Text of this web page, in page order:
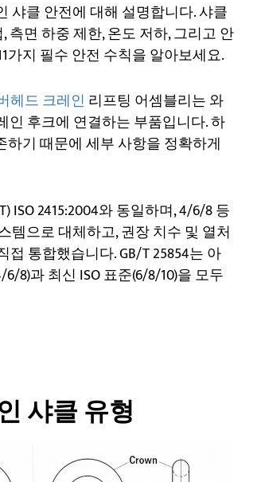
샤클 안전에 대해 설명합니다. 샤클
측면 하중 제한, 온도 저하, 그리고 안
가지 필수 안전 수칙을 알아보세요.
헤드 크레인 리프팅 어셈블리는 와
인 후크에 연결하는 부품입니다. 하
기 때문에 세부 사항을 정확하게
ISO 2415:2004와 동일하며, 4/6/8 등
템으로 대체하고, 권장 치수 및 열처
접 통합했습니다. GB/T 25854는 아
8)과 최신 ISO 표준(6/8/10)을 모두
샤클 유형